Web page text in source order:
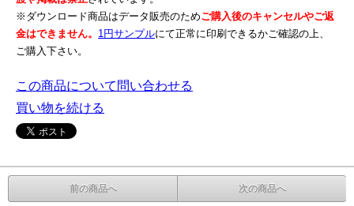
※ダウンロード商品はデータ販売のためご購入後のキャンセルやご返
金はできません。 1円サンプルにて正常に印刷できるかご確認の上、
ご購入下さい。
この商品について問い合わせる
買い物を続ける
前の商品へ 次の商品へ